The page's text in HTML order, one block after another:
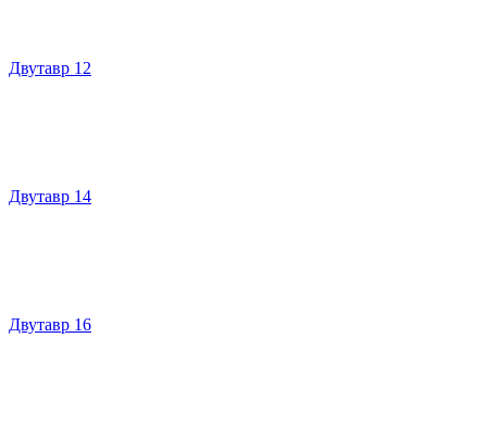
Двутавр 12
Двутавр 14
Двутавр 16